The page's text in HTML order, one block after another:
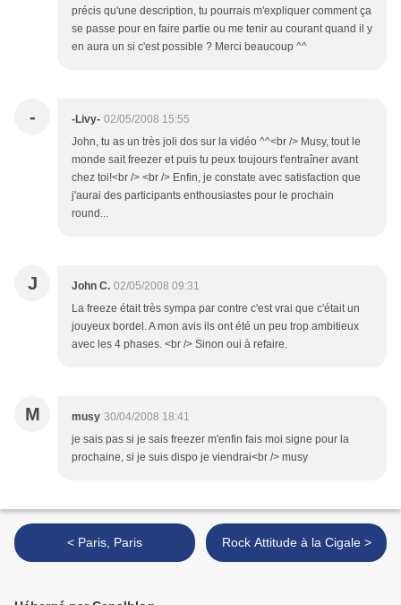
précis qu'une description, tu pourrais m'expliquer comment ça
se passe pour en faire partie ou me tenir au courant quand il y
en aura un si c'est possible ? Merci beaucoup ^^
- -Livy- 02/05/2008 15:55
John, tu as un très joli dos sur la vidéo ^^<br /> Musy, tout le
monde sait freezer et puis tu peux toujours t'entraîner avant
chez toi!<br /> <br /> Enfin, je constate avec satisfaction que
j'aurai des participants enthousiastes pour le prochain
round...
J John C. 02/05/2008 09:31
La freeze était très sympa par contre c'est vrai que c'était un
jouyeux bordel. A mon avis ils ont été un peu trop ambitieux
avec les 4 phases. <br /> Sinon oui à refaire.
M musy 30/04/2008 18:41
je sais pas si je sais freezer m'enfin fais moi signe pour la
prochaine, si je suis dispo je viendrai<br /> musy
< Paris, Paris Rock Attitude à la Cigale >